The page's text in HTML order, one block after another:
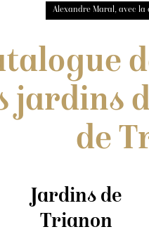
Alexandre Maral, avec la
jardins
de
Jardins de
Trianon